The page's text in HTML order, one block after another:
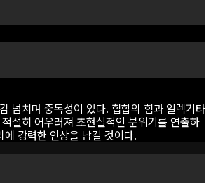
넘치며 중독성이 있다. 힙합의 힘과 일렉기타
적절히 어우러져 초현실적인 분위기를 연출하
에 강력한 인상을 남길 것이다.